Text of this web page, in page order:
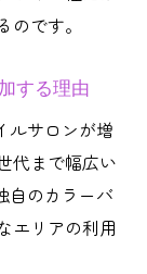
です。
する理由
ルサロンが増
代まで幅広い
自のカラーバ
エリアの利用